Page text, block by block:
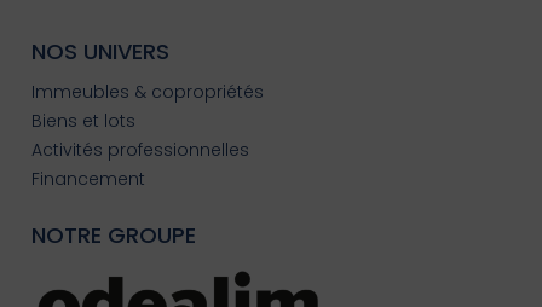
NOS UNIVERS
Immeubles & copropriétés
Biens et lots
Activités professionnelles
Financement
NOTRE GROUPE